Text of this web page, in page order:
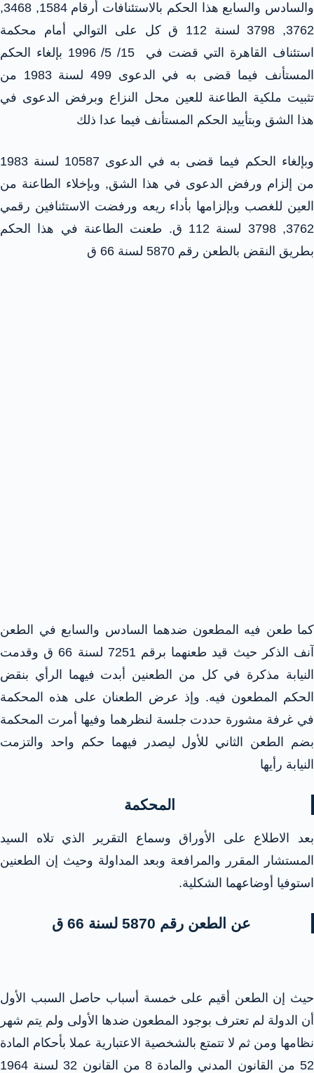
والسادس والسابع هذا الحكم بالاستئنافات أرقام 1584, 3468,
3762, 3798 لسنة 112 ق كل على التوالي أمام محكمة
استئناف القاهرة التي قضت في 15/ 5/ 1996 بإلغاء الحكم
المستأنف فيما قضى به في الدعوى 499 لسنة 1983 من
تثبيت ملكية الطاعنة للعين محل النزاع وبرفض الدعوى في
هذا الشق وبتأييد الحكم المستأنف فيما عدا ذلك
وبإلغاء الحكم فيما قضى به في الدعوى 10587 لسنة 1983
من إلزام ورفض الدعوى في هذا الشق, وبإخلاء الطاعنة من
العين للغصب وبإلزامها بأداء ريعه ورفضت الاستئنافين رقمي
3762, 3798 لسنة 112 ق. طعنت الطاعنة في هذا الحكم
بطريق النقض بالطعن رقم 5870 لسنة 66 ق
كما طعن فيه المطعون ضدهما السادس والسابع في الطعن
آنف الذكر حيث قيد طعنهما برقم 7251 لسنة 66 ق وقدمت
النيابة مذكرة في كل من الطعنين أبدت فيهما الرأي بنقض
الحكم المطعون فيه. وإذ عرض الطعنان على هذه المحكمة
في غرفة مشورة حددت جلسة لنظرهما وفيها أمرت المحكمة
بضم الطعن الثاني للأول ليصدر فيهما حكم واحد والتزمت
النيابة رأيها
المحكمة
بعد الاطلاع على الأوراق وسماع التقرير الذي تلاه السيد
المستشار المقرر والمرافعة وبعد المداولة وحيث إن الطعنين
استوفيا أوضاعهما الشكلية.
عن الطعن رقم 5870 لسنة 66 ق
حيث إن الطعن أقيم على خمسة أسباب حاصل السبب الأول
أن الدولة لم تعترف بوجود المطعون ضدها الأولى ولم يتم شهر
نظامها ومن ثم لا تتمتع بالشخصية الاعتبارية عملا بأحكام المادة
52 من القانون المدني والمادة 8 من القانون 32 لسنة 1964